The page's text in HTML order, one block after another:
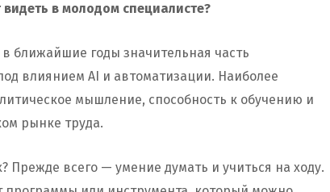
видеть в молодом специалисте?
в ближайшие годы значительная часть
влиянием AI и автоматизации. Наиболее
мышление, способность к обучению и
рынке труда.
Прежде всего — умение думать и учиться на ходу.